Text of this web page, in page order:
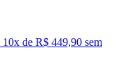
10x de R$ 449,90 sem